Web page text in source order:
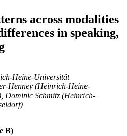
across modalities
in speaking,
Heine-Universität
Henney (Heinrich-Heine-
Dominic Schmitz (Heinrich-
B)